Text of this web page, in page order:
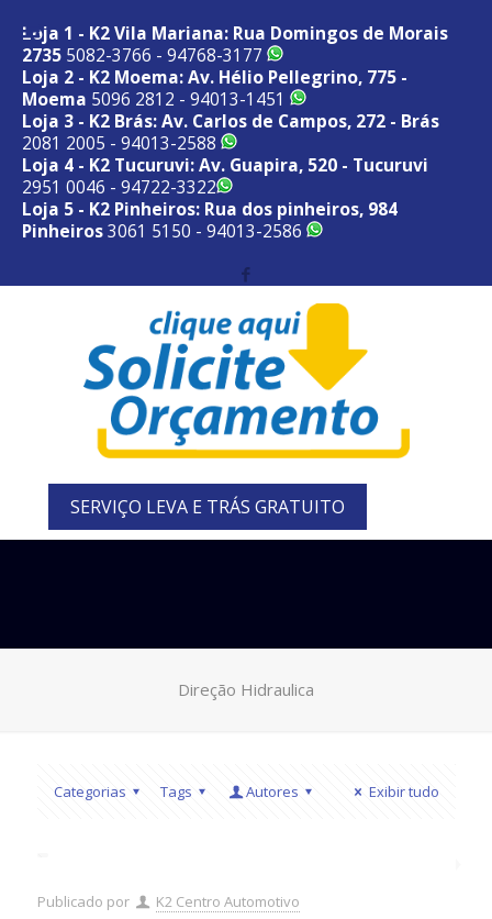
Loja 1 - K2 Vila Mariana: Rua Domingos de Morais
2735 5082-3766 - 94768-3177
Loja 2 - K2 Moema: Av. Hélio Pellegrino, 775 -
Moema 5096 2812 - 94013-1451
Loja 3 - K2 Brás: Av. Carlos de Campos, 272 - Brás
2081 2005 - 94013-2588
Loja 4 - K2 Tucuruvi: Av. Guapira, 520 - Tucuruvi
2951 0046 - 94722-3322
Loja 5 - K2 Pinheiros: Rua dos pinheiros, 984
Pinheiros3061 5150 - 94013-2586
SERVIÇO LEVA E TRÁS GRATUITO
Direção Hidraulica
Categorias Tags Autores Exibir tudo
Publicado por K2 Centro Automotivo